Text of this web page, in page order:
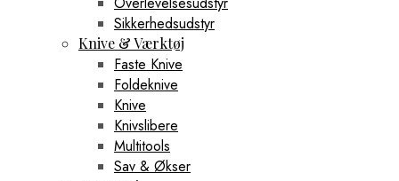
Sikkerhedsudstyr
Knive & Værktøj
Faste Knive
Foldeknive
Knive
Knivslibere
Multitools
Sav & Økser